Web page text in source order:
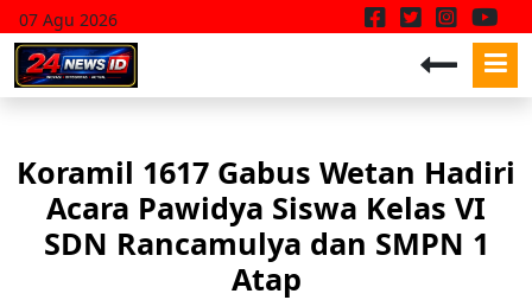
07 Agu 2026
Koramil 1617 Gabus Wetan Hadiri
Acara Pawidya Siswa Kelas VI
SDN Rancamulya dan SMPN 1
Atap